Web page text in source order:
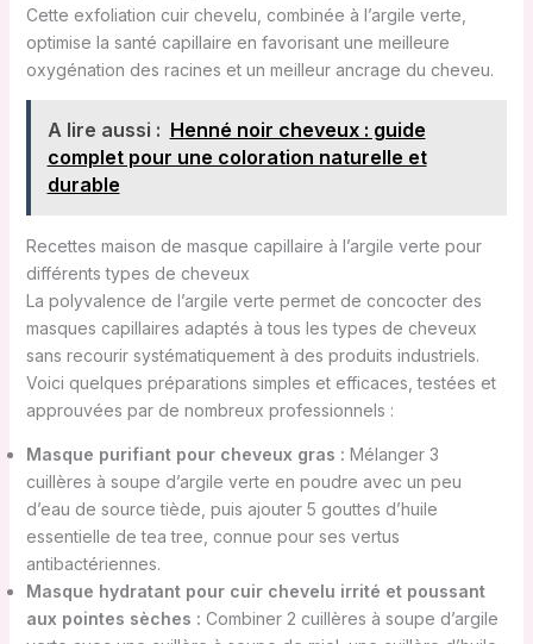
Cette exfoliation cuir chevelu, combinée à l’argile verte,
optimise la santé capillaire en favorisant une meilleure
oxygénation des racines et un meilleur ancrage du cheveu.
A lire aussi : Henné noir cheveux : guide
complet pour une coloration naturelle et
durable
Recettes maison de masque capillaire à l’argile verte pour
différents types de cheveux
La polyvalence de l’argile verte permet de concocter des
masques capillaires adaptés à tous les types de cheveux
sans recourir systématiquement à des produits industriels.
Voici quelques préparations simples et efficaces, testées et
approuvées par de nombreux professionnels :
Masque purifiant pour cheveux gras : Mélanger 3
cuillères à soupe d’argile verte en poudre avec un peu
d’eau de source tiède, puis ajouter 5 gouttes d’huile
essentielle de tea tree, connue pour ses vertus
antibactériennes.
Masque hydratant pour cuir chevelu irrité et poussant
aux pointes sèches : Combiner 2 cuillères à soupe d’argile